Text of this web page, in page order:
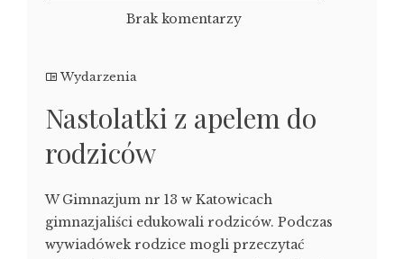
Brak komentarzy
Wydarzenia
Nastolatki z apelem do
rodziców
W Gimnazjum nr 13 w Katowicach
gimnazjaliści edukowali rodziców. Podczas
wywiadówek rodzice mogli przeczytać